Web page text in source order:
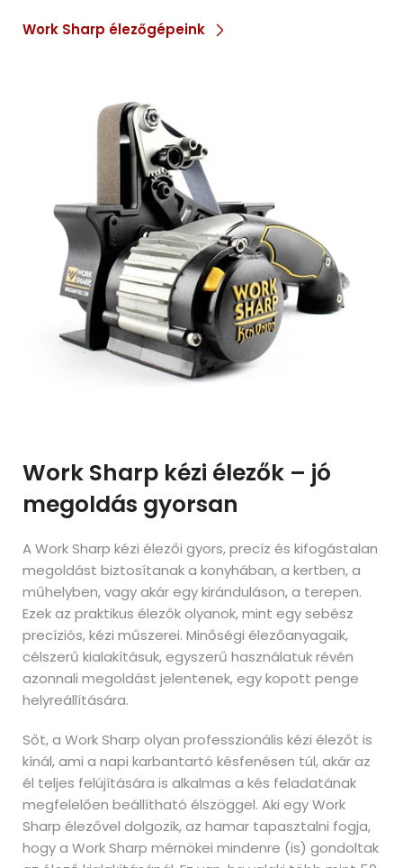
Work Sharp élezőgépeink
Work Sharp kézi élezők – jó
megoldás gyorsan
A Work Sharp kézi élezői gyors, precíz és kifogástalan
megoldást biztosítanak a konyhában, a kertben, a
műhelyben, vagy akár egy kiránduláson, a terepen.
Ezek az praktikus élezők olyanok, mint egy sebész
precíziós, kézi műszerei. Minőségi élezőanyagaik,
célszerű kialakításuk, egyszerű használatuk révén
azonnali megoldást jelentenek, egy kopott penge
helyreállítására.
Sőt, a Work Sharp olyan professzionális kézi élezőt is
kínál, ami a napi karbantartó késfenésen túl, akár az
él teljes felújítására is alkalmas a kés feladatának
megfelelően beállítható élszöggel. Aki egy Work
Sharp élezővel dolgozik, az hamar tapasztalni fogja,
hogy a Work Sharp mérnökei mindenre (is) gondoltak